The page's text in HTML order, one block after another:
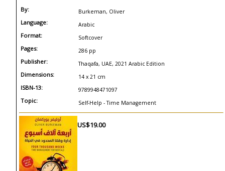
By: Burkeman, Oliver
Language: Arabic
Format: Softcover
Pages: 286 pp
Publisher: Thaqafa, UAE, 2021 Arabic Edition
Dimensions: 14 x 21 cm
ISBN-13: 9789948471097
Topic: Self-Help - Time Management
US$19.00